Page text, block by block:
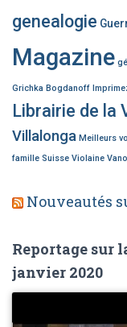
genealogie
Magazine
Grichka Bogdanoff
Librairie de la
Villalonga Meilleurs
famille Suisse Violaine
Nouveautés
Reportage sur
janvier 2020